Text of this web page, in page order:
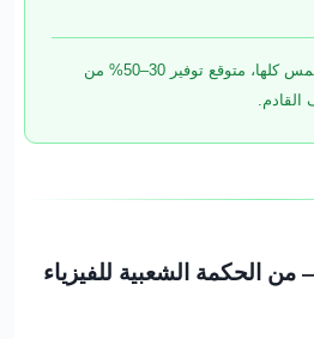
💡 إذا طبّقت الخطوات الخمس كلها، متوقع توفير 30–50% من
القادم.
الحكمة الشعبية للفيزياء